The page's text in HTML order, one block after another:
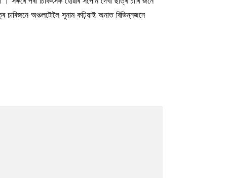
চাৰিজনে অঞ্চলটোলৈ সুনাম কঢ়িয়াই অনাত বিভিন্নজনে